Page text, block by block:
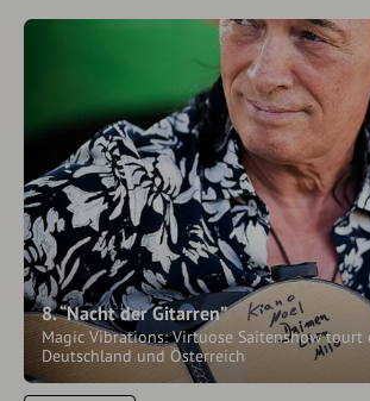
8. “Nacht der Gitarren”
Magic Vibrations: Virtuose Saitenshow tourt
Deutschland und Österreich